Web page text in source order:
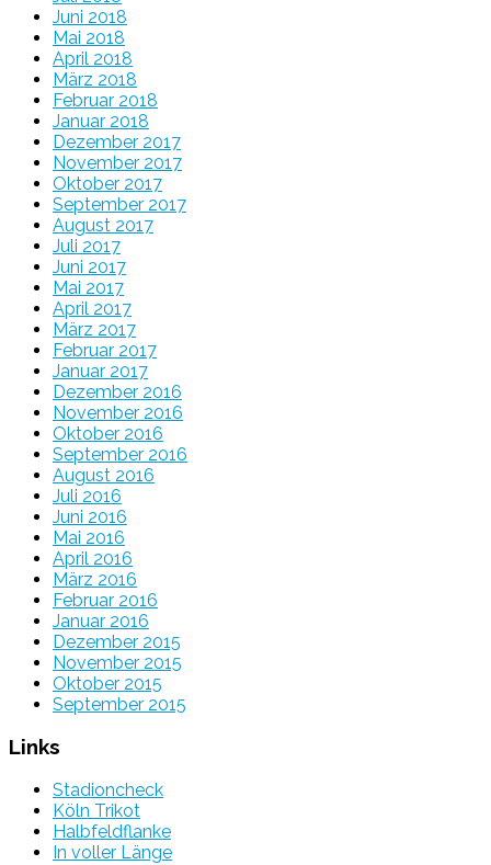
Juni 2018
Mai 2018
April 2018
März 2018
Februar 2018
Januar 2018
Dezember 2017
November 2017
Oktober 2017
September 2017
August 2017
Juli 2017
Juni 2017
Mai 2017
April 2017
März 2017
Februar 2017
Januar 2017
Dezember 2016
November 2016
Oktober 2016
September 2016
August 2016
Juli 2016
Juni 2016
Mai 2016
April 2016
März 2016
Februar 2016
Januar 2016
Dezember 2015
November 2015
Oktober 2015
September 2015
Links
Stadioncheck
Köln Trikot
Halbfeldflanke
In voller Länge